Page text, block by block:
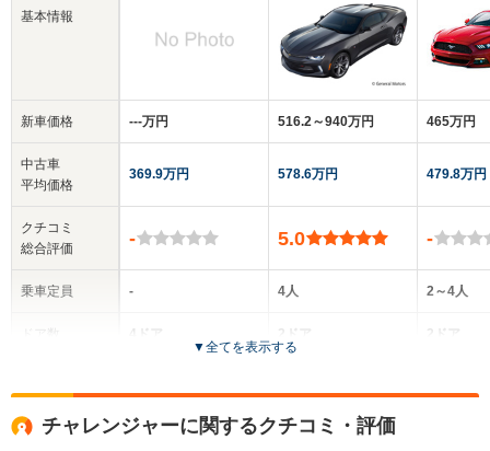
基本情報
新車価格
中古車
平均価格
クチコミ
総合評価
乗車定員
‐‐‐万円
369.9万円
-
-
4ドア
全高
516.2～940万円
578.6万円
5.0
4人
2ドア
全高
465万円
479.8万円
-
2～4人
2ドア
全
▼全てを表示する
チャレンジャーに関するクチコミ・評価